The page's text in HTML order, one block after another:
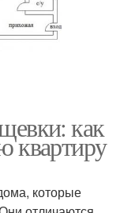
как
квартиру
которые